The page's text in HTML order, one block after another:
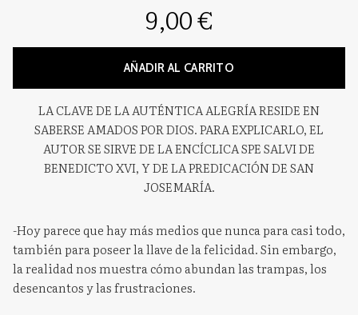
9,00 €
AÑADIR AL CARRITO
LA CLAVE DE LA AUTÉNTICA ALEGRÍA RESIDE EN
SABERSE AMADOS POR DIOS. PARA EXPLICARLO, EL
AUTOR SE SIRVE DE LA ENCÍCLICA SPE SALVI DE
BENEDICTO XVI, Y DE LA PREDICACIÓN DE SAN
JOSEMARÍA.
-Hoy parece que hay más medios que nunca para casi todo,
también para poseer la llave de la felicidad. Sin embargo,
la realidad nos muestra cómo abundan las trampas, los
desencantos y las frustraciones.